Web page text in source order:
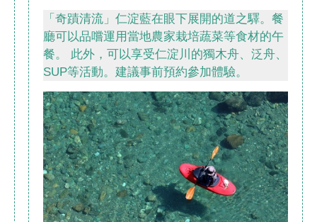
「奇蹟清流」仁淀藍在眼下展開的道之驛。餐
廳可以品嚐運用當地農家栽培蔬菜等食材的午
餐。 此外，可以享受仁淀川的獨木舟、泛舟、
SUP等活動。建議事前預約參加體驗。